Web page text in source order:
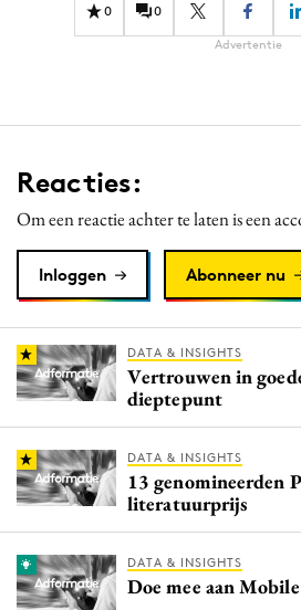
0 0
Advertentie
Reacties:
Om een reactie achter te laten is een
Inloggen Abonneer nu
DATA & INSIGHTS
Vertrouwen in
dieptepunt
DATA & INSIGHTS
13 genomineerden
literatuurprijs
DATA & INSIGHTS
Doe mee aan